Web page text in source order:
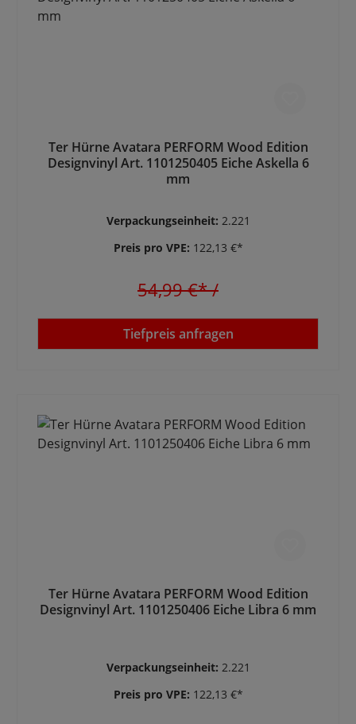
Ter Hürne Avatara PERFORM Wood Edition
Designvinyl Art. 1101250405 Eiche Askella 6
mm
Verpackungseinheit: 2.221
Preis pro VPE: 122,13 €*
54,99 €*/
Tiefpreis anfragen
Ter Hürne Avatara PERFORM Wood Edition
Designvinyl Art. 1101250406 Eiche Libra 6 mm
Verpackungseinheit: 2.221
Preis pro VPE: 122,13 €*